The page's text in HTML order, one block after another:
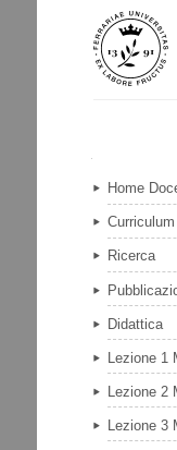
Salta
ai
contenuti.
Strumenti
personali
Home
Curriculum
Ricerca
Didattica
Lezione 1
Lezione 2
Lezione 3